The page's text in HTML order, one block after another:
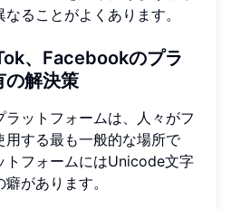
ることがよくあります。
、Facebookのプラ
の解決策
ラットフォームは、人々がフ
用する最も一般的な場所で
トフォームにはUnicode文字
があります。